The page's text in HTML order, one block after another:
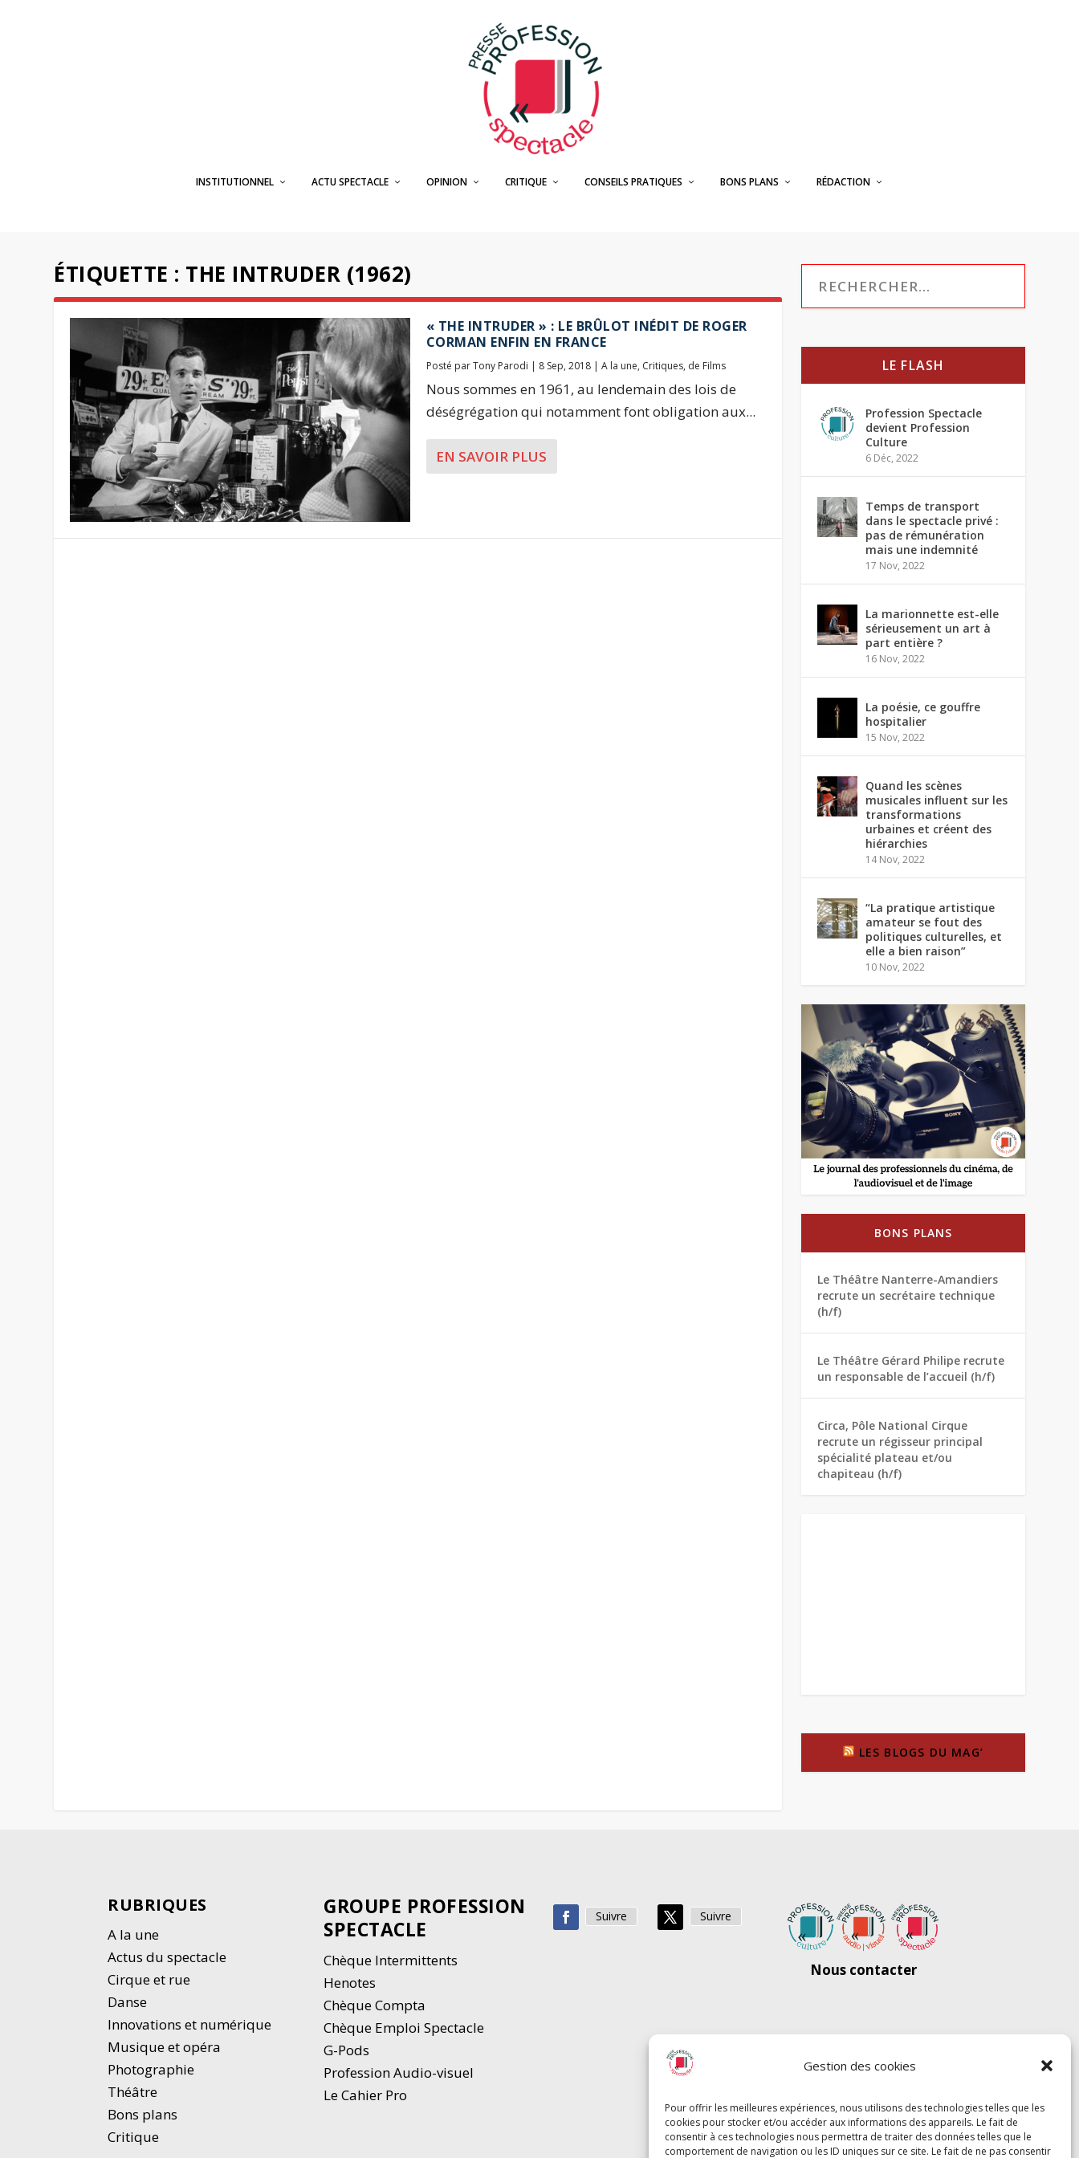
Gestion des cookies
Pour offrir les meilleures expériences, nous utilisons des technologies telles que les
cookies pour stocker et/ou accéder aux informations des appareils. Le fait de
consentir à ces technologies nous permettra de traiter des données telles que le
comportement de navigation ou les ID uniques sur ce site. Le fait de ne pas consentir
INSTITUTIONNEL ACTU SPECTACLE OPINION CRITIQUE CONSEILS PRATIQUES BONS PLANS RÉDACTION
ÉTIQUETTE : THE INTRUDER (1962)
« THE INTRUDER » : LE BRÛLOT INÉDIT DE ROGER
CORMAN ENFIN EN FRANCE
Posté parTony Parodi | 8 Sep, 2018| A la une, Critiques, de Films
Nous sommes en 1961, au lendemain des lois de
déségrégation qui notamment font obligation aux...
EN SAVOIR PLUS
LE FLASH
Profession Spectacle
devient Profession
Culture
6 Déc, 2022
Temps de transport
dans le spectacle privé :
pas de rémunération
mais une indemnité
17 Nov, 2022
La marionnette est-elle
sérieusement un art à
part entière ?
16 Nov, 2022
La poésie, ce gouffre
hospitalier
15 Nov, 2022
Quand les scènes
musicales influent sur les
transformations
urbaines et créent des
hiérarchies
14 Nov, 2022
“La pratique artistique
amateur se fout des
politiques culturelles, et
elle a bien raison”
10 Nov, 2022
BONS PLANS
Le Théâtre Nanterre-Amandiers
recrute un secrétaire technique
(h/f)
Le Théâtre Gérard Philipe recrute
un responsable de l’accueil (h/f)
Circa, Pôle National Cirque
recrute un régisseur principal
spécialité plateau et/ou
chapiteau (h/f)
LES BLOGS DU MAG’
RUBRIQUES
A la une
Actus du spectacle
Cirque et rue
Danse
Innovations et numérique
Musique et opéra
Photographie
Théâtre
Bons plans
Critique
GROUPE PROFESSION
SPECTACLE
Chèque Intermittents
Henotes
Chèque Compta
Chèque Emploi Spectacle
G-Pods
Profession Audio-visuel
Le Cahier Pro
Suivre Suivre
Nous contacter